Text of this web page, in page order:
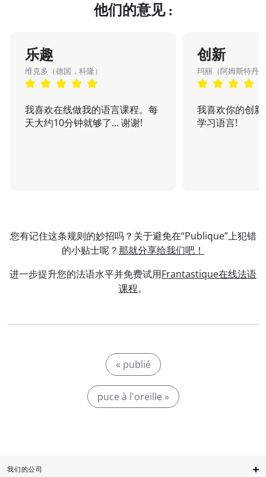
他们的意见 :
乐趣
维克多（德国，科隆）
我喜欢在线做我的语言课程。每
天大约10分钟就够了... 谢谢!
创新
玛丽（阿姆斯特丹
我喜欢你的创
学习语言!
您有记住这条规则的妙招吗？关于避免在“Publique”上犯错
的小贴士呢？那就分享给我们吧！
进一步提升您的法语水平并免费试用Frantastique在线法语
课程。
« publié
puce à l'oreille »
我们的公司